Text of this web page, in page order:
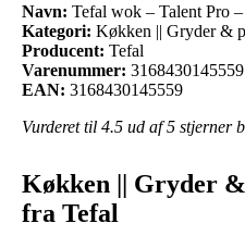
Navn: Tefal wok – Talent Pro
Kategori: Køkken || Gryder &
Producent: Tefal
Varenummer: 3168430145559
EAN: 3168430145559
Vurderet til 4.5 ud af 5 stjerner
Køkken || Gryder
fra Tefal